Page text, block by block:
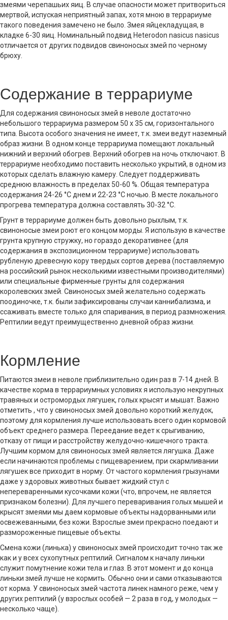
змеями черепашьих яиц. В случае опасности может притвориться
мертвой, испуская неприятный запах, хотя мною в террариуме
такого поведения замечено не было. Змея яйцекладущая, в
кладке 6-30 яиц. Номинальный подвид Heterodon nasicus nasicus
отличается от других подвидов свиноносых змей по черному
брюху.
Содержание в террариуме
Для содержания свиноносых змей в неволе достаточно
небольшого террариума размером 50 х 35 см, горизонтального
типа. Высота особого значения не имеет, т.к. змеи ведут наземный
образ жизни. В одном конце террариума помещают локальный
нижний и верхний обогрев. Верхний обогрев на ночь отключают. В
террариуме необходимо поставить несколько укрытий, в одном из
которых сделать влажную камеру. Следует поддерживать
среднюю влажность в пределах 50-60 %. Общая температура
содержания 24-26 °С днем и 22-23 °С ночью. В месте локального
прогрева температура должна составлять 30-32 °С.
Грунт в террариуме должен быть довольно рыхлым, т.к.
свиноносые змеи роют его концом морды. Я использую в качестве
грунта крупную стружку, но гораздо декоративнее (для
содержания в экспозиционном террариуме) использовать
рубленую древесную кору твердых сортов дерева (поставляемую
на российский рынок несколькими известными производителями)
или специальные фирменные грунты для содержания
королевских змей. Свиноносых змей желательно содержать
поодиночке, т.к. были зафиксированы случаи каннибализма, и
ссаживать вместе только для спаривания, в период размножения.
Рептилии ведут преимущественно дневной образ жизни.
Кормление
Питаются змеи в неволе приблизительно один раз в 7-14 дней. В
качестве корма в террариумных условиях я использую некрупных
травяных и остромордых лягушек, голых крысят и мышат. Важно
отметить , что у свиноносых змей довольно короткий желудок,
поэтому для кормления лучше использовать всего один кормовой
объект среднего размера. Переедание ведет к срыгиванию,
отказу от пищи и расстройству желудочно-кишечного тракта.
Лучшим кормом для свиноносых змей является лягушка. Даже
если начинаются проблемы с пищеварением, при скармливании
лягушек все приходит в норму. От частого кормления грызунами
даже у здоровых животных бывает жидкий стул с
непереваренными кусочками кожи (что, впрочем, не является
признаком болезни). Для лучшего переваривания голых мышей и
крысят змеями мы даем кормовые объекты надорванными или
освежеванными, без кожи. Взрослые змеи прекрасно поедают и
размороженные пищевые объекты.
Смена кожи (линька) у свиноносых змей происходит точно так же
как и у всех сухопутных рептилий. Сигналом к началу линьки
служит помутнение кожи тела и глаз. В этот момент и до конца
линьки змей лучше не кормить. Обычно они и сами отказываются
от корма. У свиноносых змей частота линек намного реже, чем у
других рептилий (у взрослых особей — 2 раза в год, у молодых —
несколько чаще).